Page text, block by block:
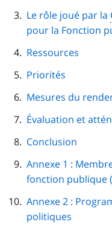
Le rôle joué par la
pour la Fonction
Ressources
Priorités
Mesures du
Évaluation et
Conclusion
Annexe 1 :
fonction publique
Annexe 2 :
politiques